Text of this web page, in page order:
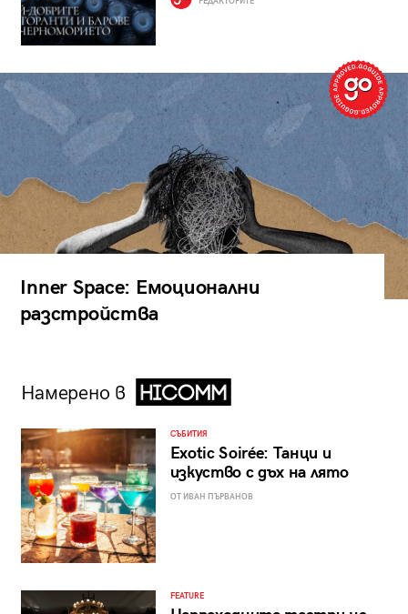
Inner Space: Емоционални
разстройства
Намерено в
СЪБИТИЯ
Exotic Soirée: Танци и
изкуство с дъх на лято
ОТ ИВАН ПЪРВАНОВ
FEATURE